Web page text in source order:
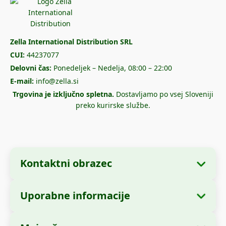
Zella International Distribution SRL
CUI: 44237077
Delovni čas: Ponedeljek – Nedelja, 08:00 – 22:00
E-mail: info@zella.si
Trgovina je izključno spletna. Dostavljamo po vsej Sloveniji
preko kurirske službe.
Kontaktni obrazec
Ime podjetja:
Uporabne informacije